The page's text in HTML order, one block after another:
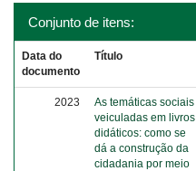
Conjunto de itens:
Data do
documento
Título
2023
As temáticas sociais
veiculadas em livros
didáticos: como se
dá a construção da
cidadania por meio